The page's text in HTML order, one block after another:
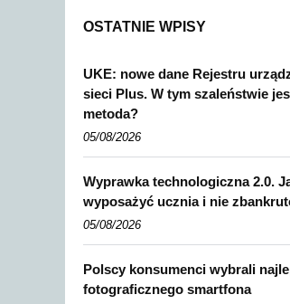
OSTATNIE WPISY
UKE: nowe dane Rejestru
sieci Plus. W tym szaleństwie
metoda?
05/08/2026
Wyprawka technologiczna 2.0.
wyposażyć ucznia i nie
05/08/2026
Polscy konsumenci wybrali
fotograficznego smartfona